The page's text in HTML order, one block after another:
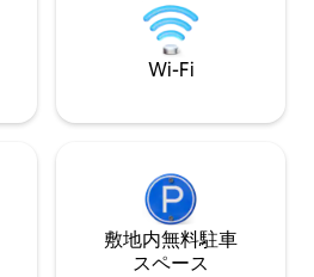
送迎対応。 レンタカーとスクーターバイ
クをご利用いただ
Wi-Fi
敷地内無料駐⁠車
ス⁠ペ⁠ー⁠ス